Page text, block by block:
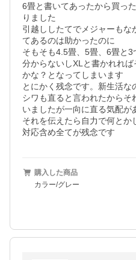
6畳と書いてあったから買っ
りました
引越ししたてでメジャーもな
てあるのは助かったのに
そもそも4.5畳、5畳、6畳と
分からないしXLと書かれれ
かな？となってしまいます
とにかく残念です。新生活な
シワも直ると言われたからそ
いましたが一向に直る気配が
それを伝えたら自力で何とか
対応含め全てが残念です
購入した商品
カラー/グレー